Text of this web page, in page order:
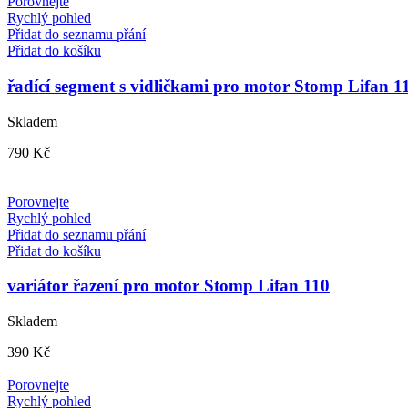
Rychlý pohled
Přidat do seznamu přání
Přidat do košíku
řadící segment s vidličkami pro motor Stomp Lifan
Skladem
790 Kč
Porovnejte
Rychlý pohled
Přidat do seznamu přání
Přidat do košíku
variátor řazení pro motor Stomp Lifan 110
Skladem
390 Kč
Porovnejte
Rychlý pohled